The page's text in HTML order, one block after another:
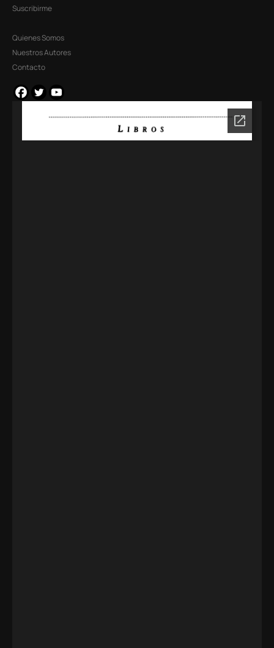
Suscribirme
Quienes Somos
Nuestros Autores
Contacto